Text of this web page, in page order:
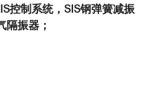
控制系统，SIS钢弹簧减振
隔振器；